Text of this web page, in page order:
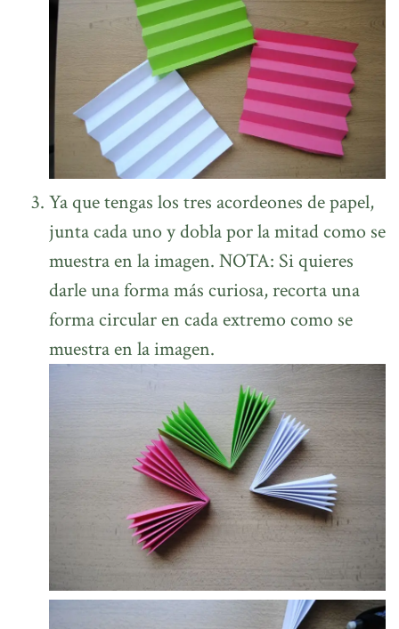
Ya que tengas los tres acordeones de papel,
junta cada uno y dobla por la mitad como se
muestra en la imagen. NOTA: Si quieres
darle una forma más curiosa, recorta una
forma circular en cada extremo como se
muestra en la imagen.